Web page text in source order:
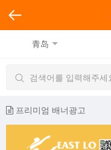
青岛
프리미엄 배너광고